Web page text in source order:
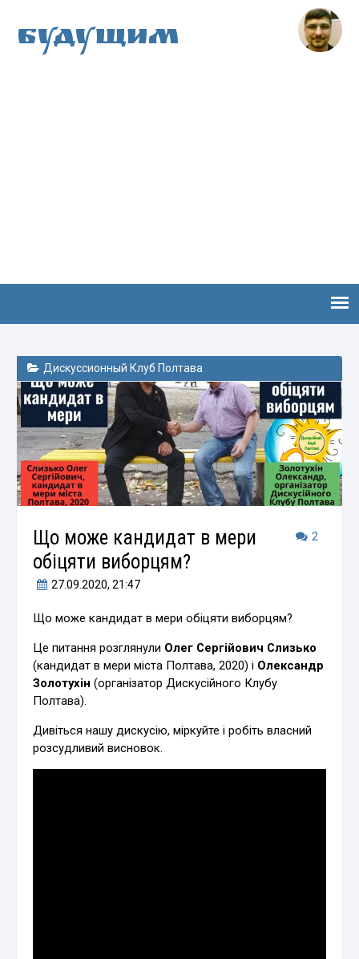
Будущим
Дискуссионный Клуб Полтава
2
Що може кандидат в мери
обіцяти виборцям?
27.09.2020, 21:47
Що може кандидат в мери обіцяти виборцям?
Це питання розглянули Олег Сергійович Слизько
(кандидат в мери міста Полтава, 2020) і Олександр
Золотухін (організатор Дискусійного Клубу
Полтава).
Дивіться нашу дискусію, міркуйте і робіть власний
розсудливий висновок.